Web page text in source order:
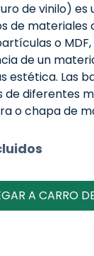
de vinilo) es
de materiales
o
de un
estética. Las
diferentes
o chapa de
A CARRO